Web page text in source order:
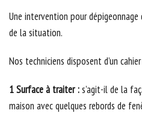
Une intervention pour dépigeonnage
de la situation.
Nos techniciens disposent d’un
1 Surface à traiter :s’agit-il de la
maison avec quelques rebords de